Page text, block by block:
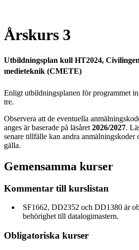
Årskurs 3
Utbildningsplan kull HT2024,
medieteknik (CMETE)
Enligt utbildningsplanen för programmet
tre.
Observera att de eventuella
anges är baserade på läsåret 2026/2027.
senare tillfälle kan andra anmälningskoder
gälla.
Gemensamma kurser
Kommentar till kurslistan
SF1662, DD2352 och DD1380 är
behörighet till datalogimastern.
Obligatoriska kurser